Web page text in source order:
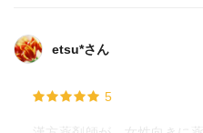
寝る前に完全呼吸で睡眠の
もポイント。
③気滞・瘀血の改善：静脈
etsu*さん
5